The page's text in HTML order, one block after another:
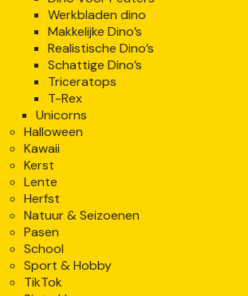
Werkbladen dino
Makkelijke Dino’s
Realistische Dino’s
Schattige Dino’s
Triceratops
T-Rex
Unicorns
Halloween
Kawaii
Kerst
Lente
Herfst
Natuur & Seizoenen
Pasen
School
Sport & Hobby
TikTok